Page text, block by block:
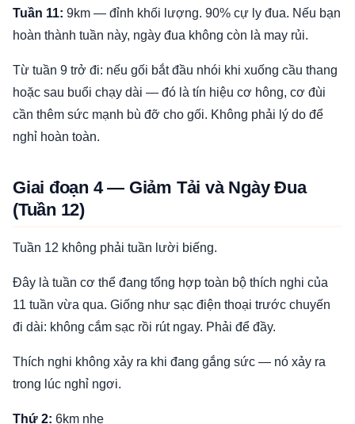
Tuần 11: 9km — đỉnh khối lượng. 90% cự ly đua. Nếu bạn
hoàn thành tuần này, ngày đua không còn là may rủi.
Từ tuần 9 trở đi: nếu gối bắt đầu nhói khi xuống cầu thang
hoặc sau buổi chạy dài — đó là tín hiệu cơ hông, cơ đùi
cần thêm sức mạnh bù đỡ cho gối. Không phải lý do để
nghỉ hoàn toàn.
Giai đoạn 4 — Giảm Tải và Ngày Đua
(Tuần 12)
Tuần 12 không phải tuần lười biếng.
Đây là tuần cơ thể đang tổng hợp toàn bộ thích nghi của
11 tuần vừa qua. Giống như sạc điện thoại trước chuyến
đi dài: không cắm sạc rồi rút ngay. Phải để đầy.
Thích nghi không xảy ra khi đang gắng sức — nó xảy ra
trong lúc nghỉ ngơi.
Thứ 2: 6km nhẹ